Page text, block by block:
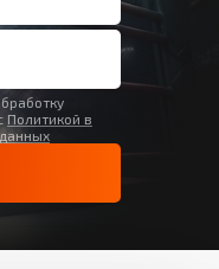
Политикой в